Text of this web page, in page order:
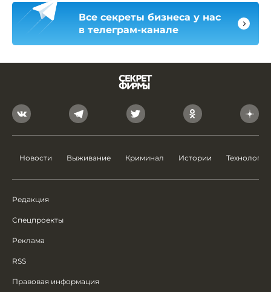
Все секреты бизнеса у нас
в телеграм-канале
Новости Выживание Криминал Истории Технологии
Редакция
Спецпроекты
Реклама
RSS
Правовая информация